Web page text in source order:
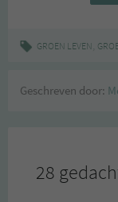
GROEN LEVEN,
Geschreven door:
28